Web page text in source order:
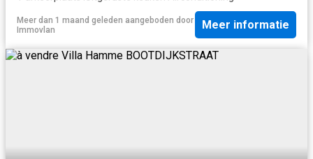
Meer dan 1 maand geleden aangeboden door
Immovlan
Meer informatie